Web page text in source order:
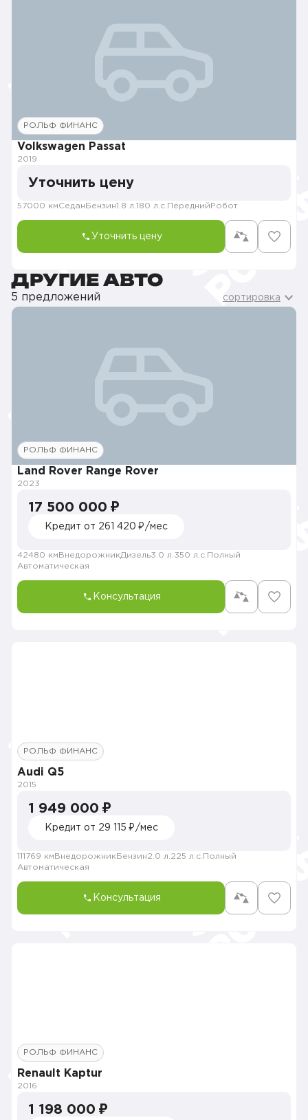
РОЛЬФ ФИНАНС
Volkswagen Passat
2019
Уточнить цену
57000 кмСедан Бензин1.8 л. 180 л.с. Передний Робот
Уточнить цену
ДРУГИЕ АВТО
5 предложений сортировка
РОЛЬФ ФИНАНС
Land Rover Range Rover
2023
17 500 000 ₽
Кредит от 261 420 ₽/мес
42480 км ВнедорожникДизель3.0 л. 350 л.с. Полный
Автоматическая
Консультация
РОЛЬФ ФИНАНС
Audi Q5
2015
1 949 000 ₽
Кредит от 29 115 ₽/мес
111769 км Внедорожник Бензин2.0 л. 225 л.с. Полный
Автоматическая
Консультация
РОЛЬФ ФИНАНС
Renault Kaptur
2016
1 198 000 ₽